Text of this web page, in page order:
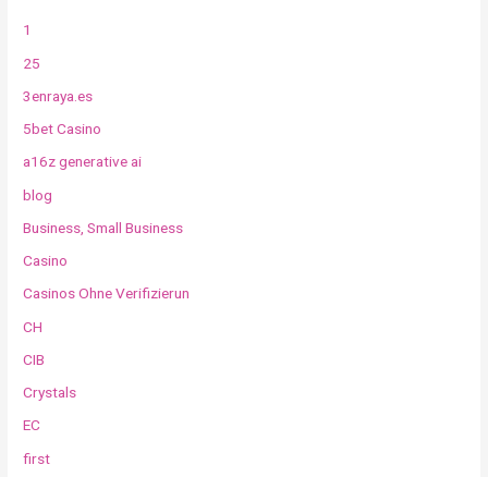
1
25
3enraya.es
5bet Casino
a16z generative ai
blog
Business, Small Business
Casino
Casinos Ohne Verifizierun
CH
CIB
Crystals
EC
first